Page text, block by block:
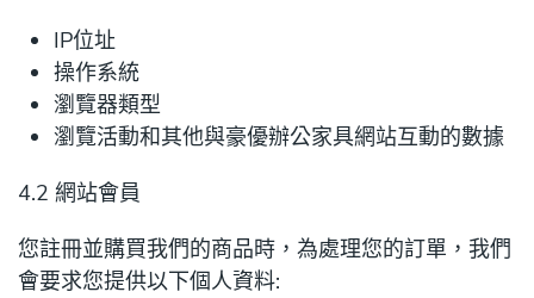
IP位址
操作系統
瀏覽器類型
瀏覽活動和其他與豪優辦公家具網站互動的數據
4.2 網站會員
您註冊並購買我們的商品時，為處理您的訂單，我們
會要求您提供以下個人資料: